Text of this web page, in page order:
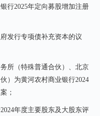
2025年定向募股增加注册
行专项债补充资本的议
（特殊普通合伙）、北京
）为黄河农村商业银行2024
；
年度主要股东及大股东评